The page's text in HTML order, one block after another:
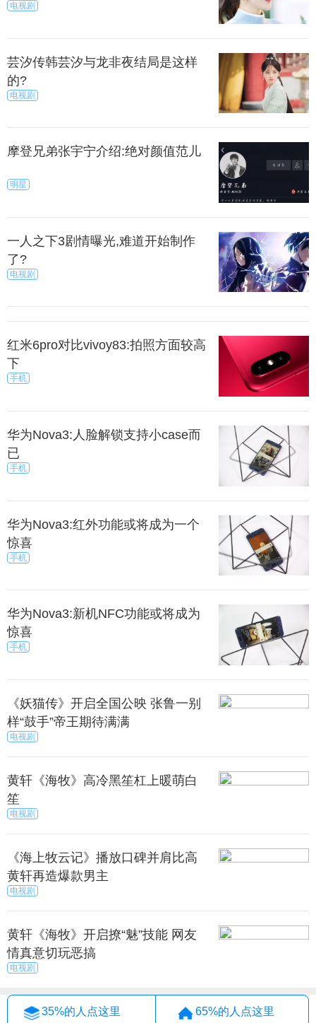
电视剧
芸汐传韩芸汐与龙非夜结局是这样
的?
电视剧
摩登兄弟张宇宁介绍:绝对颜值范儿
明星
一人之下3剧情曝光,难道开始制作
了?
电视剧
红米6pro对比vivoy83:拍照方面较高
下
手机
华为Nova3:人脸解锁支持小case而
已
手机
华为Nova3:红外功能或将成为一个
惊喜
手机
华为Nova3:新机NFC功能或将成为
惊喜
手机
《妖猫传》开启全国公映 张鲁一别
样“鼓手”帝王期待满满
电视剧
黄轩《海牧》高冷黑笙杠上暖萌白
笙
电视剧
《海上牧云记》播放口碑并肩比高
黄轩再造爆款男主
电视剧
黄轩《海牧》开启撩“魅”技能 网友
情真意切玩恶搞
电视剧
35%的人点这里 65%的人点这里